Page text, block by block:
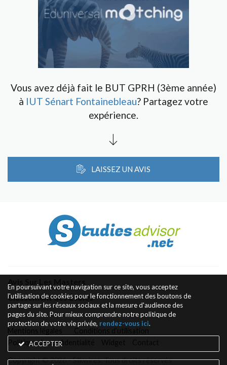
Vous avez déjà fait le BUT GPRH (3ème année)
à IUT Sénart Fontainebleau? Partagez votre
expérience.
LAISSEZ UN AVIS
Classement des Écoles
Politique de confidentialité
Copyright © 2026 - Silkwires. Tous droits réservés
En poursuivant votre navigation sur ce site, vous acceptez
l'utilisation de cookies pour le fonctionnement des boutons de
partage sur les réseaux sociaux et la mesure d'audience des
pages du site. Pour mieux comprendre notre politique de
protection de votre vie privée, rendez-vous ici.
ACCEPTER